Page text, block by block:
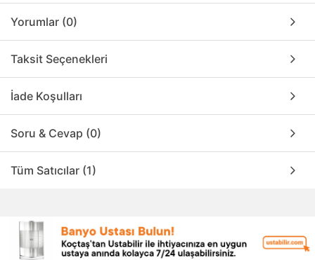
Yorumlar (0)
Taksit Seçenekleri
İade Koşulları
Soru & Cevap (0)
Tüm Satıcılar (1)